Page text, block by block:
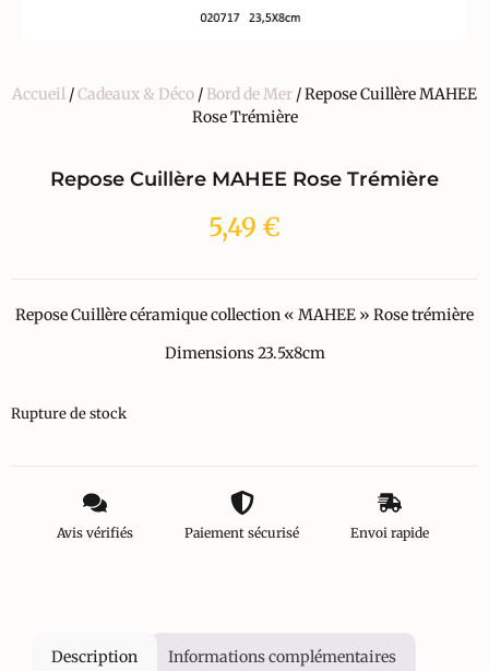
Accueil /Cadeaux & Déco / Bord de Mer / Repose Cuillère MAHEE
Rose Trémière
Repose Cuillère MAHEE Rose Trémière
5,49 €
Repose Cuillère céramique collection « MAHEE » Rose trémière
Dimensions 23.5x8cm
Rupture de stock
Avis vérifiés Paiement sécurisé Envoi rapide
Description Informations complémentaires